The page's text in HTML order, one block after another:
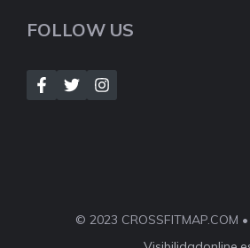
FOLLOW US
© 2023 CROSSFITMAP.COM